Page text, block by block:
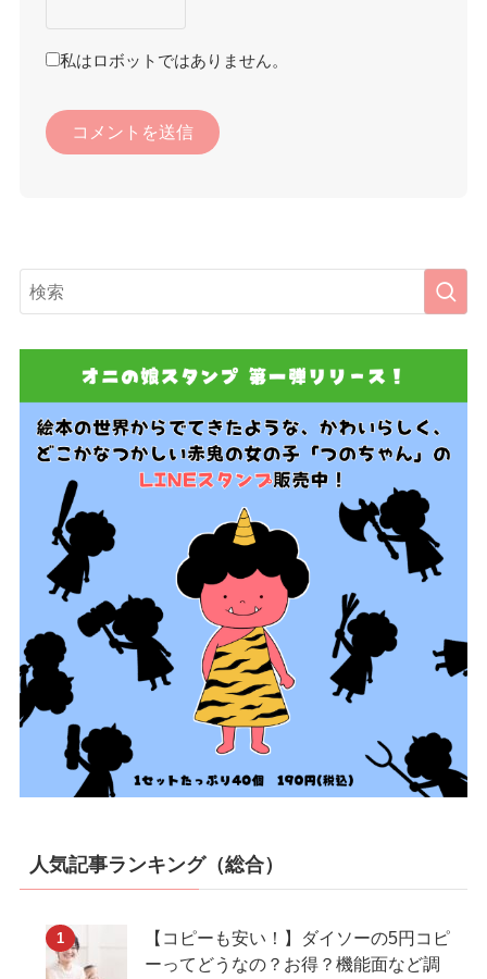
私はロボットではありません。
人気記事ランキング（総合）
【コピーも安い！】ダイソーの5円コピ
ーってどうなの？お得？機能面など調